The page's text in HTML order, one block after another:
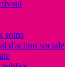
soins
d'action sociale